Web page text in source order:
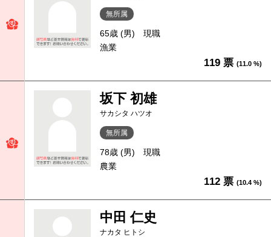
無所属
65歳 (男)
現職
漁業
119 票 (11.0 %)
坂下 初雄
サカシタ ハツオ
無所属
78歳 (男)
現職
農業
112 票 (10.4 %)
中田 仁史
ナカタ ヒトシ